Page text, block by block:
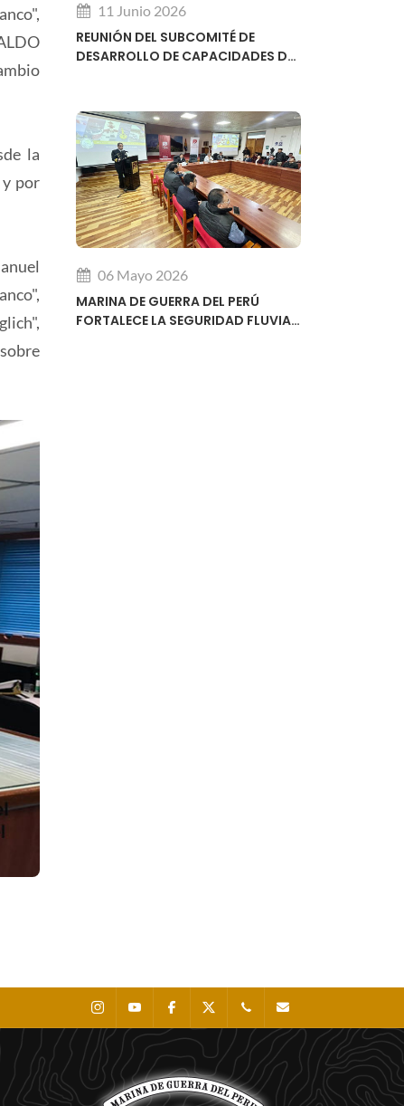
la
y por
11 Junio 2026
REUNIÓN DEL SUBCOMITÉ DE
DESARROLLO DE CAPACIDADES DE
06 Mayo 2026
MARINA DE GUERRA DEL PERÚ
FORTALECE LA SEGURIDAD FLUVIAL
InstagramYoutube Facebook 0511 - 207 8160